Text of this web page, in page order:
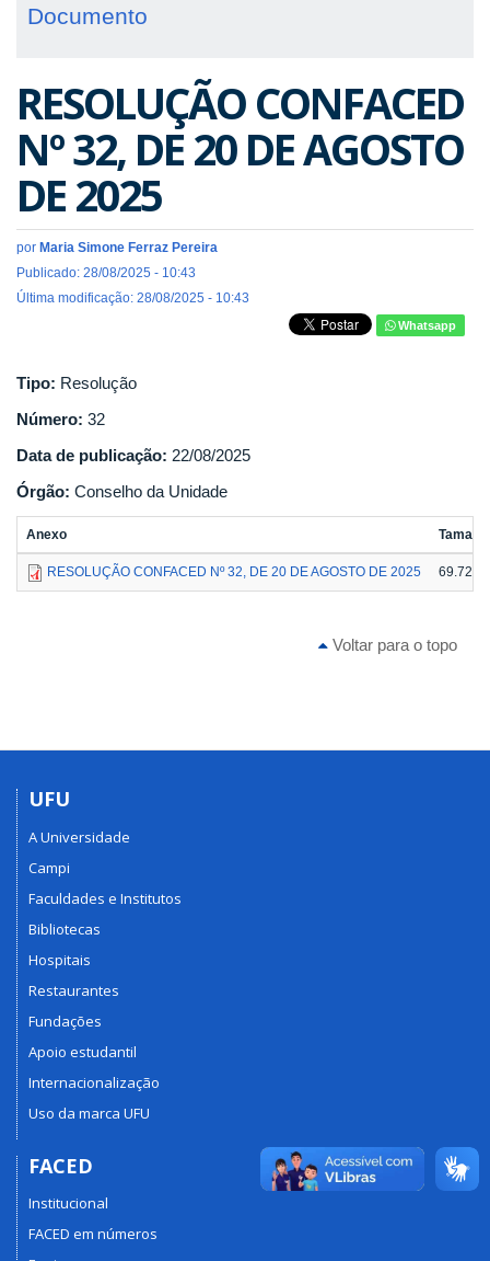
Documento
RESOLUÇÃO CONFACED
Nº 32, DE 20 DE AGOSTO
DE 2025
por Maria Simone Ferraz Pereira
Publicado: 28/08/2025 - 10:43
Última modificação: 28/08/2025 - 10:43
Whatsapp
Tipo: Resolução
Número: 32
Data de publicação: 22/08/2025
Órgão: Conselho da Unidade
Anexo
RESOLUÇÃO CONFACED Nº 32, DE 20 DE AGOSTO DE 2025 69.72
Voltar para o topo
UFU
A Universidade
Campi
Faculdades e Institutos
Bibliotecas
Hospitais
Restaurantes
Fundações
Apoio estudantil
Internacionalização
Uso da marca UFU
FACED
Institucional
FACED em números